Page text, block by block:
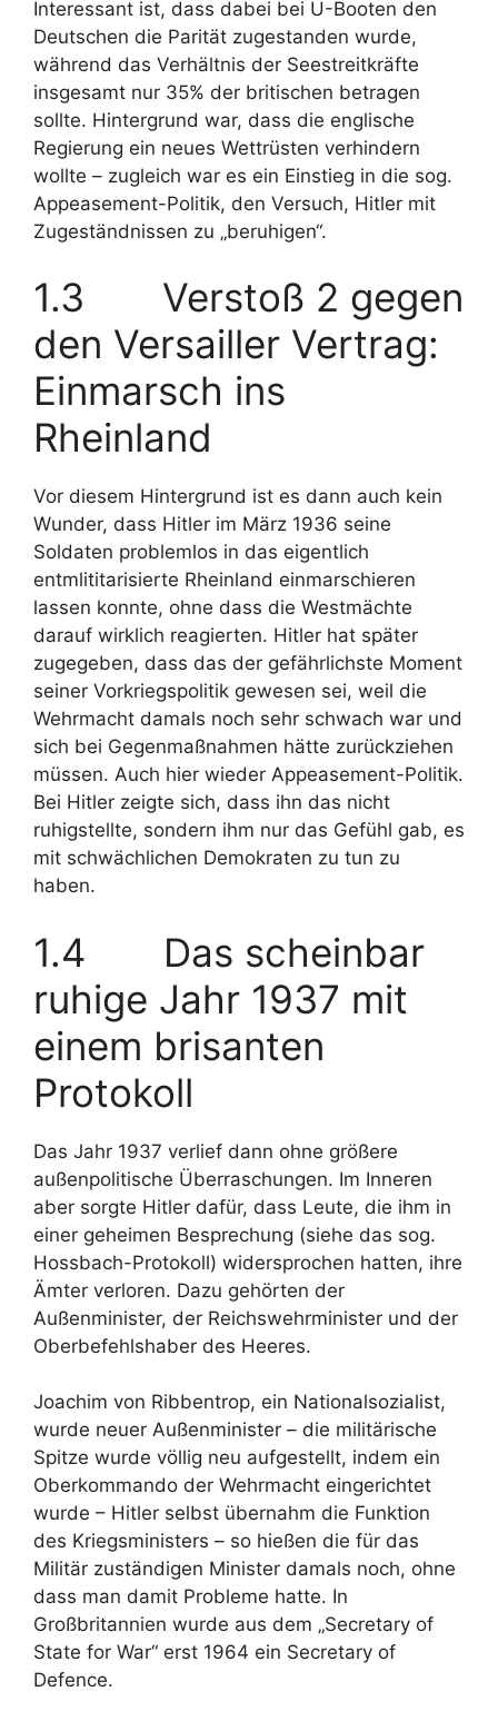
Interessant ist, dass dabei bei U-Booten den
Deutschen die Parität zugestanden wurde,
während das Verhältnis der Seestreitkräfte
insgesamt nur 35% der britischen betragen
sollte. Hintergrund war, dass die englische
Regierung ein neues Wettrüsten verhindern
wollte – zugleich war es ein Einstieg in die sog.
Appeasement-Politik, den Versuch, Hitler mit
Zugeständnissen zu „beruhigen“.
1.3 Verstoß 2 gegen
den Versailler Vertrag:
Einmarsch ins
Rheinland
Vor diesem Hintergrund ist es dann auch kein
Wunder, dass Hitler im März 1936 seine
Soldaten problemlos in das eigentlich
entmlititarisierte Rheinland einmarschieren
lassen konnte, ohne dass die Westmächte
darauf wirklich reagierten. Hitler hat später
zugegeben, dass das der gefährlichste Moment
seiner Vorkriegspolitik gewesen sei, weil die
Wehrmacht damals noch sehr schwach war und
sich bei Gegenmaßnahmen hätte zurückziehen
müssen. Auch hier wieder Appeasement-Politik.
Bei Hitler zeigte sich, dass ihn das nicht
ruhigstellte, sondern ihm nur das Gefühl gab, es
mit schwächlichen Demokraten zu tun zu
haben.
1.4 Das scheinbar
ruhige Jahr 1937 mit
einem brisanten
Protokoll
Das Jahr 1937 verlief dann ohne größere
außenpolitische Überraschungen. Im Inneren
aber sorgte Hitler dafür, dass Leute, die ihm in
einer geheimen Besprechung (siehe das sog.
Hossbach-Protokoll) widersprochen hatten, ihre
Ämter verloren. Dazu gehörten der
Außenminister, der Reichswehrminister und der
Oberbefehlshaber des Heeres.
Joachim von Ribbentrop, ein Nationalsozialist,
wurde neuer Außenminister – die militärische
Spitze wurde völlig neu aufgestellt, indem ein
Oberkommando der Wehrmacht eingerichtet
wurde – Hitler selbst übernahm die Funktion
des Kriegsministers – so hießen die für das
Militär zuständigen Minister damals noch, ohne
dass man damit Probleme hatte. In
Großbritannien wurde aus dem „Secretary of
State for War“ erst 1964 ein Secretary of
Defence.